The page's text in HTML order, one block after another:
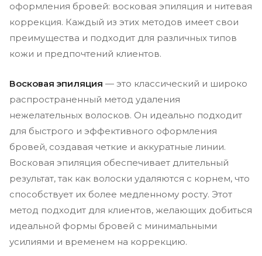
оформления бровей: восковая эпиляция и нитевая
коррекция. Каждый из этих методов имеет свои
преимущества и подходит для различных типов
кожи и предпочтений клиентов.
Восковая эпиляция — это классический и широко
распространенный метод удаления
нежелательных волосков. Он идеально подходит
для быстрого и эффективного оформления
бровей, создавая четкие и аккуратные линии.
Восковая эпиляция обеспечивает длительный
результат, так как волоски удаляются с корнем, что
способствует их более медленному росту. Этот
метод подходит для клиентов, желающих добиться
идеальной формы бровей с минимальными
усилиями и временем на коррекцию.